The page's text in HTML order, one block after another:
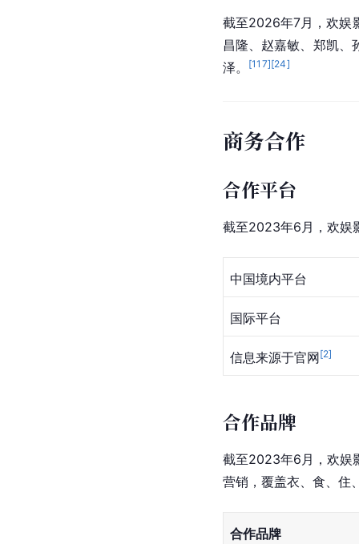
截至2026年7月，欢娱
昌隆、赵嘉敏、郑凯、
泽。
[117][24]
商务合作
合作平台
截至2023年6月，欢娱
中国境内平台
国际平台
信息来源于官网[2]
合作品牌
截至2023年6月，欢娱
营销，覆盖衣、食、住
合作品牌